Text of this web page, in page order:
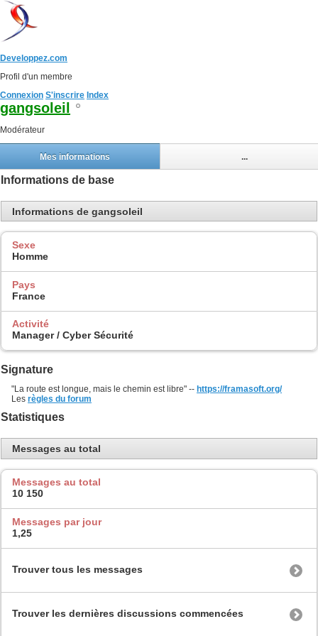
Developpez.com
Profil d'un membre
Connexion S'inscrire Index
gangsoleil
Modérateur
Mes informations ...
Informations de base
Informations de gangsoleil
Sexe
Homme
Pays
France
Activité
Manager / Cyber Sécurité
Signature
"La route est longue, mais le chemin est libre" -- https://framasoft.org/
Les règles du forum
Statistiques
Messages au total
Messages au total
10 150
Messages par jour
1,25
Trouver tous les messages
Trouver les dernières discussions commencées